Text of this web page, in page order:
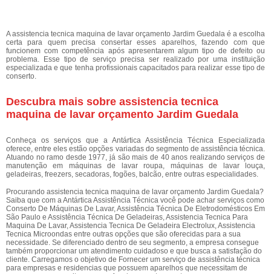
A assistencia tecnica maquina de lavar orçamento Jardim Guedala é a escolha
certa para quem precisa consertar esses aparelhos, fazendo com que
funcionem com competência após apresentarem algum tipo de defeito ou
problema. Esse tipo de serviço precisa ser realizado por uma instituição
especializada e que tenha profissionais capacitados para realizar esse tipo de
conserto.
Descubra mais sobre assistencia tecnica
maquina de lavar orçamento Jardim Guedala
Conheça os serviços que a Antártica Assistência Técnica Especializada
oferece, entre eles estão opções variadas do segmento de assistência técnica.
Atuando no ramo desde 1977, já são mais de 40 anos realizando serviços de
manutenção em máquinas de lavar roupa, máquinas de lavar louça,
geladeiras, freezers, secadoras, fogões, balcão, entre outras especialidades.
Procurando assistencia tecnica maquina de lavar orçamento Jardim Guedala?
Saiba que com a Antártica Assistência Técnica você pode achar serviços como
Conserto De Máquinas De Lavar, Assistência Técnica De Eletrodomésticos Em
São Paulo e Assistência Técnica De Geladeiras, Assistencia Tecnica Para
Maquina De Lavar, Assistencia Tecnica De Geladeira Electrolux, Assistencia
Tecnica Microondas entre outras opções que são oferecidas para a sua
necessidade. Se diferenciado dentro de seu segmento, a empresa consegue
também proporcionar um atendimento cuidadoso e que busca a satisfação do
cliente. Carregamos o objetivo de Fornecer um serviço de assistência técnica
para empresas e residencias que possuem aparelhos que necessitam de